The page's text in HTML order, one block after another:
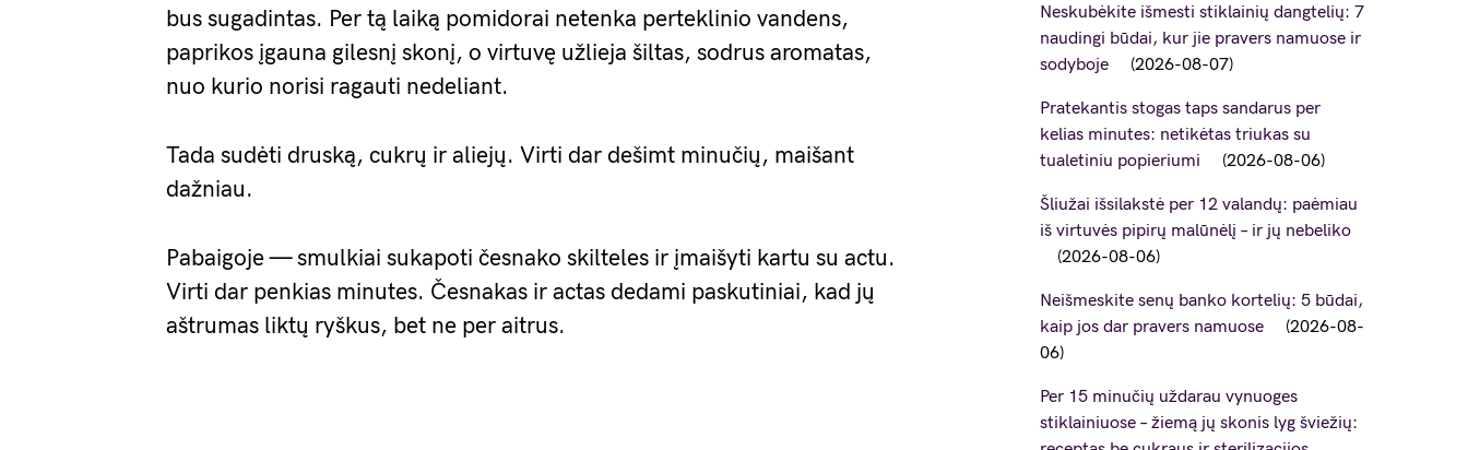
bus sugadintas. Per tą laiką pomidorai netenka perteklinio vandens,
paprikos įgauna gilesnį skonį, o virtuvę užlieja šiltas, sodrus aromatas,
nuo kurio norisi ragauti nedeliant.
Tada sudėti druską, cukrų ir aliejų. Virti dar dešimt minučių, maišant
dažniau.
Pabaigoje — smulkiai sukapoti česnako skilteles ir įmaišyti kartu su actu.
Virti dar penkias minutes. Česnakas ir actas dedami paskutiniai, kad jų
aštrumas liktų ryškus, bet ne per aitrus.
Neskubėkite išmesti stiklainių dangtelių: 7
naudingi būdai, kur jie pravers namuose ir
sodyboje
2026-08-07
Pratekantis stogas taps sandarus per
kelias minutes: netikėtas triukas su
tualetiniu popieriumi
2026-08-06
Šliužai išsilakstė per 12 valandų: paėmiau
iš virtuvės pipirų malūnėlį – ir jų nebeliko
2026-08-06
Neišmeskite senų banko kortelių: 5 būdai,
kaip jos dar pravers namuose
2026-08-
06
Per 15 minučių uždarau vynuoges
stiklainiuose – žiemą jų skonis lyg šviežių: